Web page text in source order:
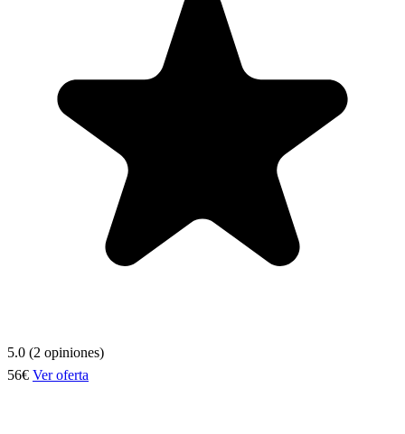
5.0 (2 opiniones)
56€ Ver oferta